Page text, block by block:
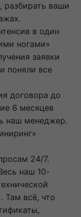
разбирать ваши
в один
ногами»
заявки
поняли все
договора до
6 месяцев
наш менеджер.
24/7.
наш 10-
Там всё, что